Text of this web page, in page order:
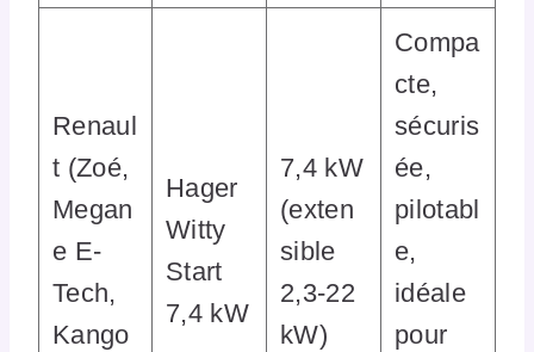
Renaul
t (Zoé,
Megan
e E-
Tech,
Kango
Hager
Witty
Start
7,4 kW
7,4 kW
(exten
sible
2,3-22
kW)
Compa
cte,
sécuris
ée,
pilotabl
e,
idéale
pour